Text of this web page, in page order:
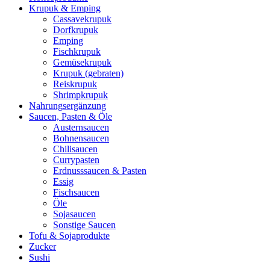
Krupuk & Emping
Cassavekrupuk
Dorfkrupuk
Emping
Fischkrupuk
Gemüsekrupuk
Krupuk (gebraten)
Reiskrupuk
Shrimpkrupuk
Nahrungsergänzung
Saucen, Pasten & Öle
Austernsaucen
Bohnensaucen
Chilisaucen
Currypasten
Erdnusssaucen & Pasten
Essig
Fischsaucen
Öle
Sojasaucen
Sonstige Saucen
Tofu & Sojaprodukte
Zucker
Sushi